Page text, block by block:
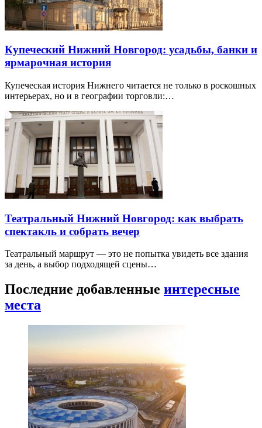
Купеческий Нижний Новгород: усадьбы, банки и
ярмарочная история
Купеческая история Нижнего читается не только в роскошных
интерьерах, но и в географии торговли:…
Театральный Нижний Новгород: как выбрать
спектакль и собрать вечер
Театральный маршрут — это не попытка увидеть все здания
за день, а выбор подходящей сцены…
Последние добавленные интересные
места